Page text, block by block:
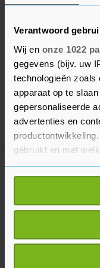
Verantwoord
Wij en onze 1022
gegevens (bijv. uw
technologieën
apparaat op te
gepersonaliseerde
advertenties en
gebruikt en met
Als u het toestaat,
Informatie
locatie, die tot
Uw
scannen op
Lees meer over
Meer uit
banenrapport
42 minuten geleden